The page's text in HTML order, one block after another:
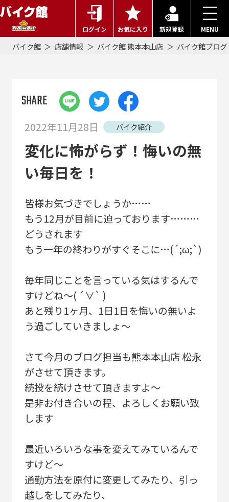
ログイン お気に入り 新規登録 MENU
バイク館 店舗情報 バイク館 熊本本山店 バイク館ブログ
SHARE
2022年11月28日 バイク紹介
変化に怖がらず！悔いの無
い毎日を！
皆様お気づきでしょうか……
もう12月が目前に迫っております………
どうされます
もう一年の終わりがすぐそこに…(´;ω;`)
毎年同じことを言っている気はするんで
すけどね～( ´∀` )
あと残り1ヶ月、1日1日を悔いの無いよ
う過ごしていきましょ～
さて今月のブログ担当も熊本本山店 松永
がさせて頂きます。
続投を続けさせて頂きますよ～
是非お付き合いの程、よろしくお願い致
します
最近いろいろな事を変えてみているんで
すけど～
通勤方法を原付に変更してみたり、引っ
越しをしてみたり、